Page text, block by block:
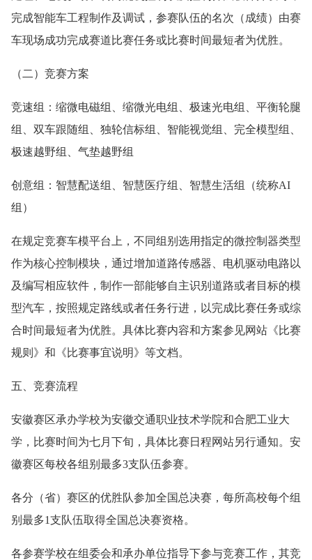
完成智能车工程制作及调试，参赛队伍的名次（成绩）由赛
车现场成功完成赛道比赛任务或比赛时间最短者为优胜。
（二）竞赛方案
竞速组：缩微电磁组、缩微光电组、极速光电组、平衡轮腿
组、双车跟随组、独轮信标组、智能视觉组、完全模型组、
极速越野组、气垫越野组
创意组：智慧配送组、智慧医疗组、智慧生活组（统称AI
组）
在规定竞赛车模平台上，不同组别选用指定的微控制器类型
作为核心控制模块，通过增加道路传感器、电机驱动电路以
及编写相应软件，制作一部能够自主识别道路或者目标的模
型汽车，按照规定路线或者任务行进，以完成比赛任务或综
合时间最短者为优胜。具体比赛内容和方案参见网站《比赛
规则》和《比赛事宜说明》等文档。
五、竞赛流程
安徽赛区承办学校为安徽交通职业技术学院和合肥工业大
学，比赛时间为七月下旬，具体比赛日程网站另行通知。安
徽赛区每校各组别最多3支队伍参赛。
各分（省）赛区的优胜队参加全国总决赛，每所高校每个组
别最多1支队伍取得全国总决赛资格。
各参赛学校在组委会和承办单位指导下参与竞赛工作，其竞